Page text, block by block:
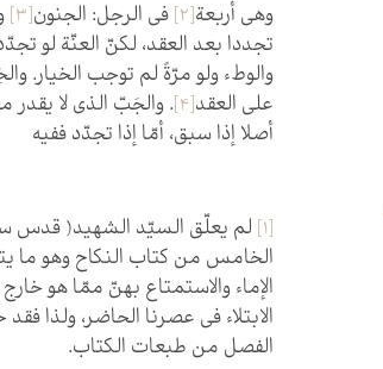
وهي أربعة[2] في الرجل: الجنون‏[3]
تجددا بعد العقد، لكنّ العنّة لو
والوطء ولو مرّةً لم توجب الخيار.
على العقد[4] . والجَبّ الذي لا يقدر
أصلا إذا سبق، أمّا إذا تجدّد ففيه‏
[1]
لم يعلّق السيّد الشهيد( قدس
الخامس من كتاب النكاح وهو ما
الإماء والاستمتاع بهنّ ممّا هو
الابتلاء في عصرنا الحاضر، ولذا
الفصل من طبعات الكتاب.